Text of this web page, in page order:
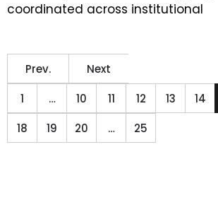
coordinated across institutional
Prev.
Next
1
… 10 11 12 13 14
18
19 20 … 25